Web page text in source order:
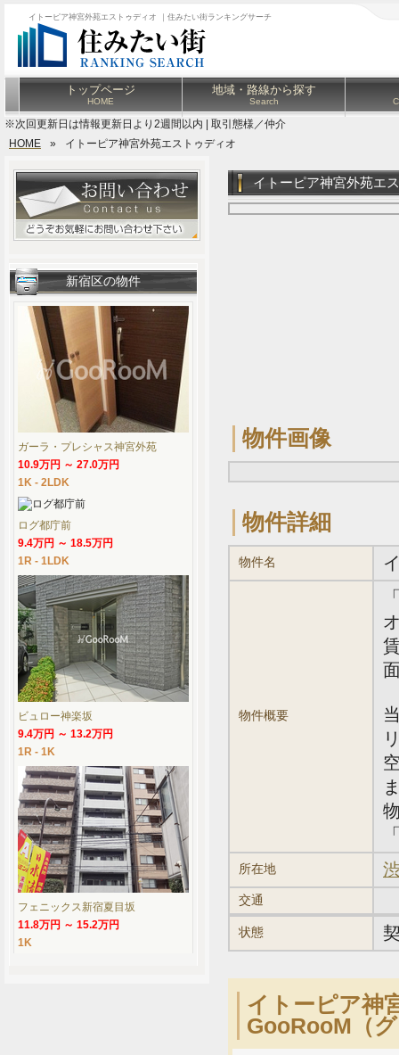
イトーピア神宮外苑エストゥディオ ｜住みたい街ランキングサーチ
トップページ
HOME
地域・路線から探す
Search
※次回更新日は情報更新日より2週間以内 | 取引態様／仲介
HOME
» イトーピア神宮外苑エストゥディオ
イトーピア神宮外苑エ
物件画像
物件詳細
物件名
物件概要
所在地
交通
状態
イトーピア神
GooRooM（
新宿区の物件
ガーラ・プレシャス神宮外苑
10.9万円 ～ 27.0万円
1K - 2LDK
ログ都庁前
9.4万円 ～ 18.5万円
1R - 1LDK
ビュロー神楽坂
9.4万円 ～ 13.2万円
1R - 1K
フェニックス新宿夏目坂
11.8万円 ～ 15.2万円
1K